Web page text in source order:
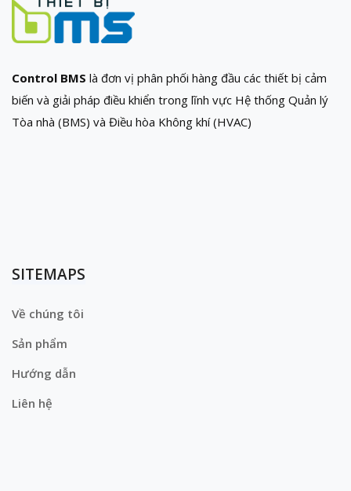
Control BMS là đơn vị phân phối hàng đầu các thiết bị cảm
biến và giải pháp điều khiển trong lĩnh vực Hệ thống Quản lý
Tòa nhà (BMS) và Điều hòa Không khí (HVAC)
SITEMAPS
Về chúng tôi
Sản phẩm
Hướng dẫn
Liên hệ